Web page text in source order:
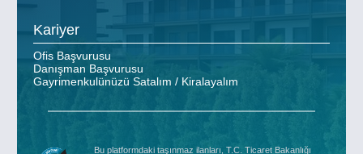
Kariyer
Ofis Başvurusu
Danışman Başvurusu
Gayrimenkulünüzü Satalım / Kiralayalım
Bu platformdaki taşınmaz ilanları, T.C. Ticaret Bakanlığı